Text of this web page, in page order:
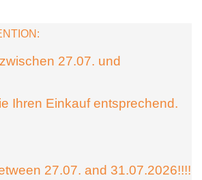
27.07. und
Ihren Einkauf entsprechend.
27.07. and 31.07.2026!!!!